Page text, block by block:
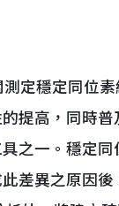
穩定同位素
提高，同時
之一。穩定
差異之原因